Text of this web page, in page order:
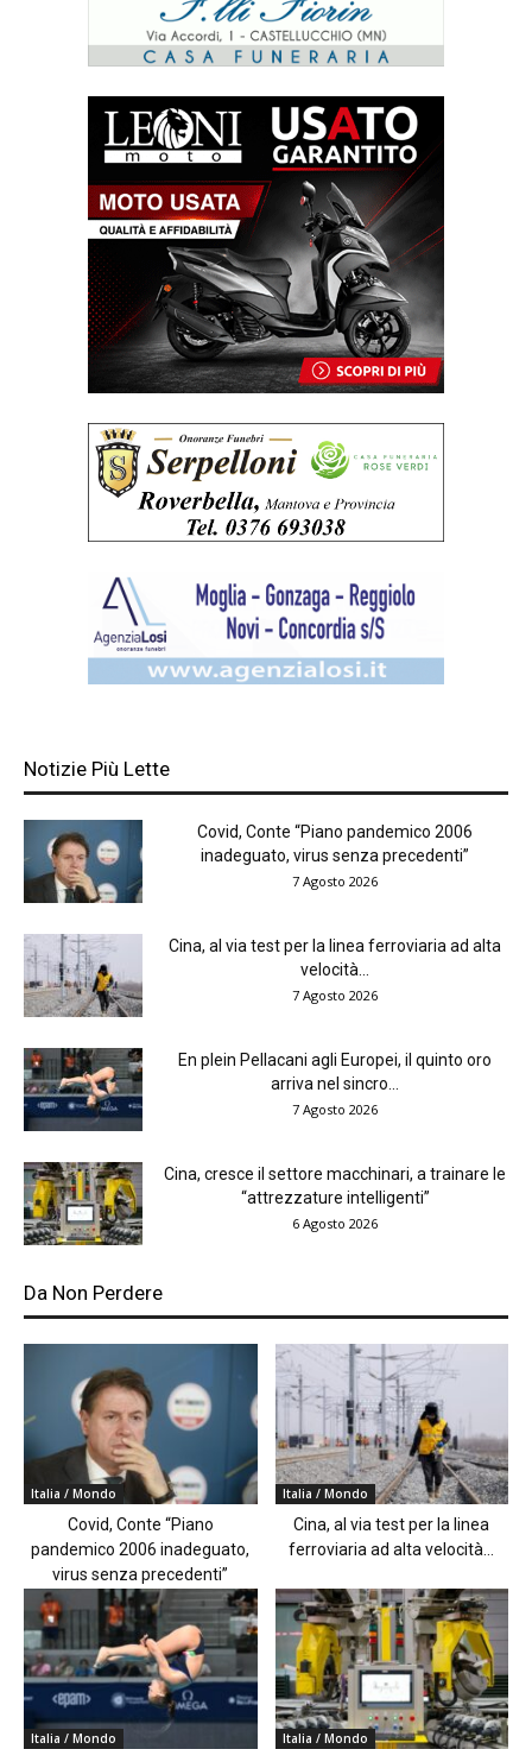
Notizie Più Lette
Covid, Conte “Piano pandemico 2006
inadeguato, virus senza precedenti”
7 Agosto 2026
Cina, al via test per la linea ferroviaria ad alta
velocità...
7 Agosto 2026
En plein Pellacani agli Europei, il quinto oro
arriva nel sincro...
7 Agosto 2026
Cina, cresce il settore macchinari, a trainare le
“attrezzature intelligenti”
6 Agosto 2026
Da Non Perdere
Italia / Mondo
Covid, Conte “Piano
pandemico 2006 inadeguato,
virus senza precedenti”
Italia / Mondo
Cina, al via test per la linea
ferroviaria ad alta velocità...
Italia / Mondo Italia / Mondo